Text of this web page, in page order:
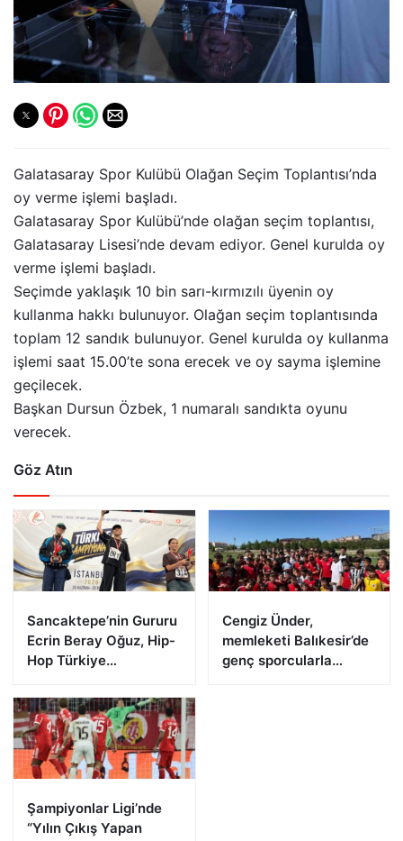
Galatasaray Spor Kulübü Olağan Seçim Toplantısı’nda
oy verme işlemi başladı.
Galatasaray Spor Kulübü’nde olağan seçim toplantısı,
Galatasaray Lisesi’nde devam ediyor. Genel kurulda oy
verme işlemi başladı.
Seçimde yaklaşık 10 bin sarı-kırmızılı üyenin oy
kullanma hakkı bulunuyor. Olağan seçim toplantısında
toplam 12 sandık bulunuyor. Genel kurulda oy kullanma
işlemi saat 15.00’te sona erecek ve oy sayma işlemine
geçilecek.
Başkan Dursun Özbek, 1 numaralı sandıkta oyunu
verecek.
Göz Atın
Sancaktepe’nin Gururu
Ecrin Beray Oğuz, Hip-
Hop Türkiye
Zirveye Çıktı
Cengiz Ünder,
memleketi Balıkesir’de
genç sporcularla
Şampiyonlar Ligi’nde
“Yılın Çıkış Yapan